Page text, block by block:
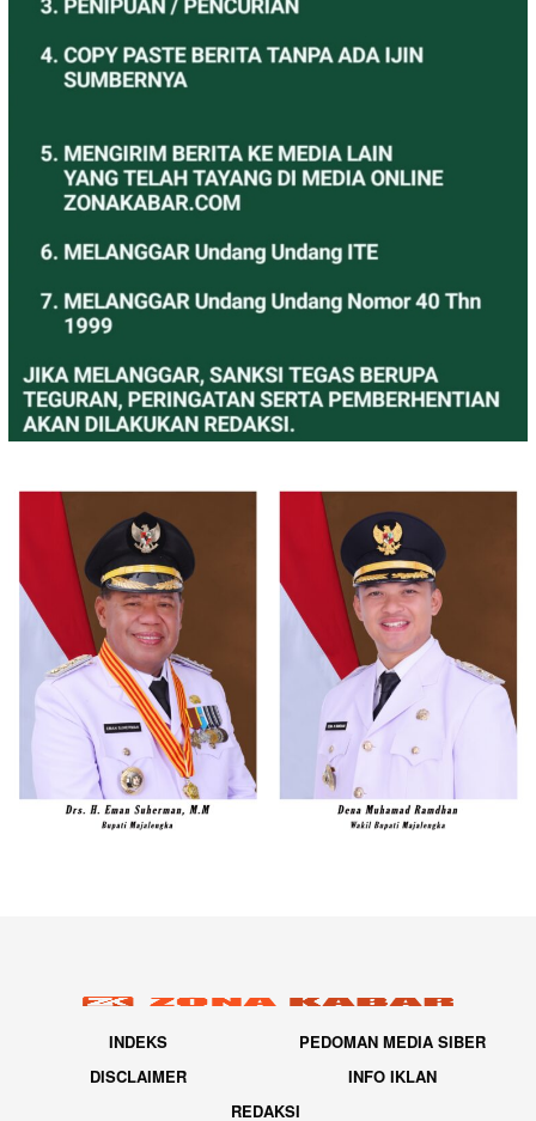
INDEKS
PEDOMAN MEDIA SIBER
DISCLAIMER
INFO IKLAN
REDAKSI